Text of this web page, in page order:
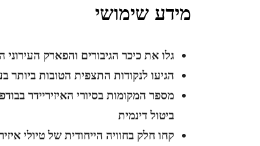
מידע שימושי
גלו את כיכר הגיבורים והפארק
הגיעו לנקודות התצפית הטובות ביותר
מספר המקומות בסיורי האיזיריידר
ביטול דינמית
קחו חלק בחוויה הייחודית של טיולי